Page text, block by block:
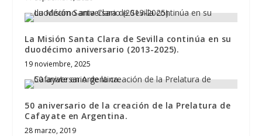
La Misión Santa Clara de Sevilla continúa en su
duodécimo aniversario (2013-2025).
19 noviembre, 2025
50 aniversario de la creación de la Prelatura de
Cafayate en Argentina.
28 marzo, 2019